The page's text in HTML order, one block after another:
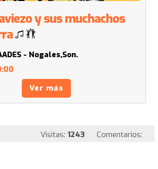
y sus muchachos
- Nogales,Son.
Ver más
Visitas: 1243
Comentarios: